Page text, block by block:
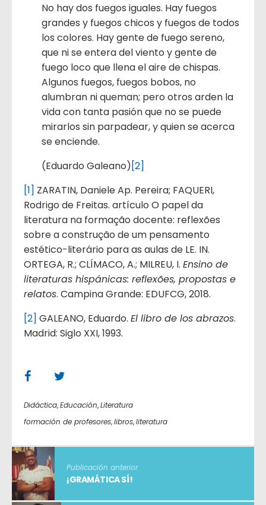
No hay dos fuegos iguales. Hay fuegos
grandes y fuegos chicos y fuegos de todos
los colores. Hay gente de fuego sereno,
que ni se entera del viento y gente de
fuego loco que llena el aire de chispas.
Algunos fuegos, fuegos bobos, no
alumbran ni queman; pero otros arden la
vida con tanta pasión que no se puede
mirarlos sin parpadear, y quien se acerca
se enciende.
(Eduardo Galeano)[2]
[1] ZARATIN, Daniele Ap. Pereira; FAQUERI,
Rodrigo de Freitas. artículo O papel da
literatura na formação docente: reflexões
sobre a construção de um pensamento
estético-literário para as aulas de LE. IN.
ORTEGA, R.; CLÍMACO, A.; MILREU, I. Ensino de
literaturas hispánicas: reflexões, propostas e
relatos. Campina Grande: EDUFCG, 2018.
[2] GALEANO, Eduardo. El libro de los abrazos.
Madrid: Siglo XXI, 1993.
Didáctica,Educación,Literatura
formación de profesores,libros,literatura
Publicación anterior
¡GRAMÁTICA SÍ!